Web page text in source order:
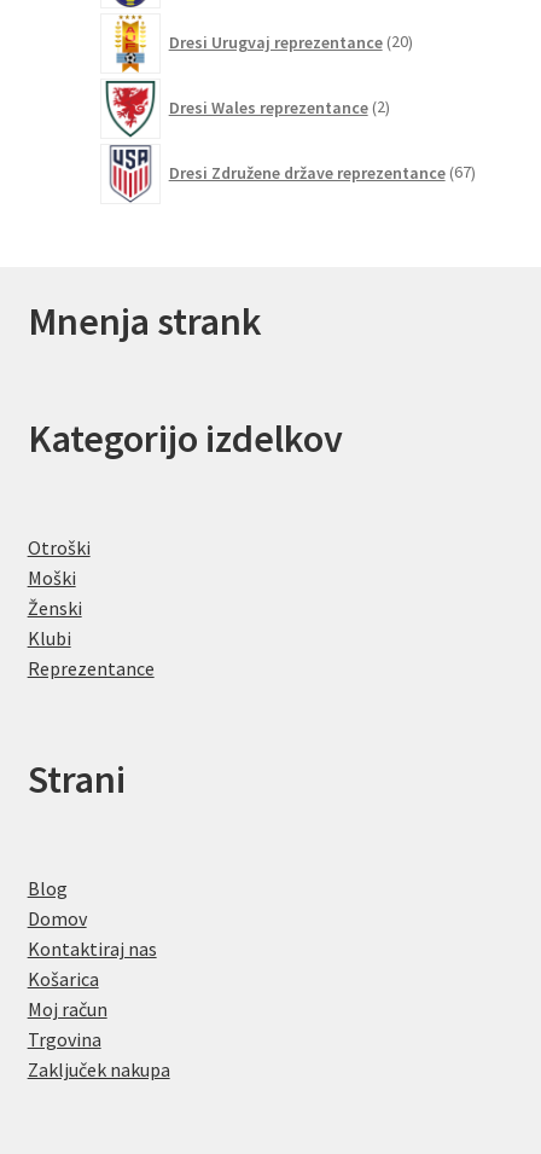
Dresi Urugvaj reprezentance 20izdelkov
Dresi Wales reprezentance 2izdelka
Dresi Združene države reprezentance 67izdelkov
Mnenja strank
Kategorijo izdelkov
Otroški
Moški
Ženski
Klubi
Reprezentance
Strani
Blog
Domov
Kontaktiraj nas
Košarica
Moj račun
Trgovina
Zaključek nakupa